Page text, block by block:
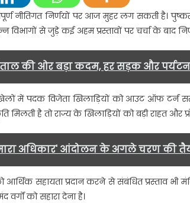
और
सामाजिक
सुरक्षा
पर
सरकार
नीतिगत निर्णयों पर आज मुहर लग सकती है।
विभागों से जुड़े कई अहम प्रस्तावों पर चर्चा के बाद
की ओर बड़ा कदम, हर सड़क और
में पदक विजेता खिलाड़ियों को आउट ऑफ टर्न
मिलती है तो राज्य के खिलाड़ियों को बड़ी राहत और
अधिकार' आंदोलन के अगले चरण की
सहायता प्रदान करने से संबंधित प्रस्ताव भी
को सहारा देना है।